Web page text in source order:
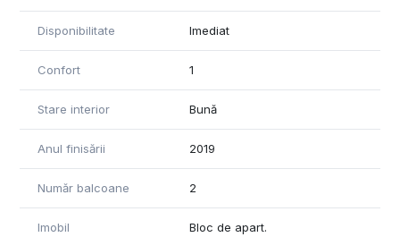
Disponibilitate Imediat
Confort 1
Stare interior Bună
Anul finisării 2019
Număr balcoane 2
Imobil Bloc de apart.